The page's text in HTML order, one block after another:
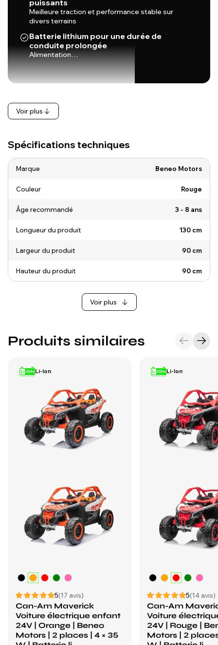
puissants
Meilleure traction et performance stable sur
divers terrains
Batterie lithium pour une durée de
conduite prolongée
Alimentation…
Voir plus
Spécifications techniques
Marque Beneo Motors
Couleur Rouge
Âge recommandé 3 - 8 ans
Longueur du produit 130 cm
Largeur du produit 90 cm
Hauteur du produit 90 cm
Voir plus
Produits similaires
Li-Ion
5(17 avis)
Can-Am Maverick
Voiture électrique enfant
24V | Orange | Beneo
Motors | 2 places | 4 × 35
Li-Ion
5(14 avis)
Can-Am
Voiture
24V | Rouge |
Motors | 2